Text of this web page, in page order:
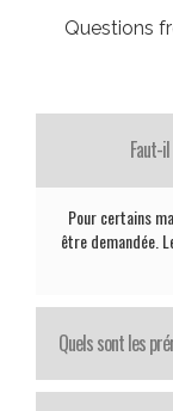
Questions
Faut-
Pour certains
être demandée.
Quels sont les